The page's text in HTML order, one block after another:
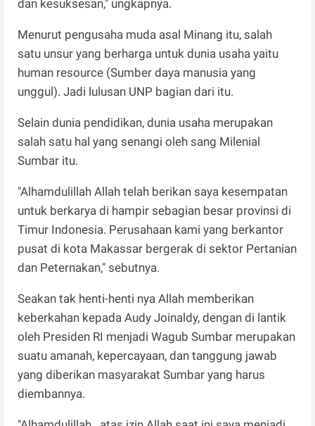
dan kesuksesan," ungkapnya.
Menurut pengusaha muda asal Minang itu, salah
satu unsur yang berharga untuk dunia usaha yaitu
human resource (Sumber daya manusia yang
unggul). Jadi lulusan UNP bagian dari itu.
Selain dunia pendidikan, dunia usaha merupakan
salah satu hal yang senangi oleh sang Milenial
Sumbar itu.
"Alhamdulillah Allah telah berikan saya kesempatan
untuk berkarya di hampir sebagian besar provinsi di
Timur Indonesia. Perusahaan kami yang berkantor
pusat di kota Makassar bergerak di sektor Pertanian
dan Peternakan," sebutnya.
Seakan tak henti-henti nya Allah memberikan
keberkahan kepada Audy Joinaldy, dengan di lantik
oleh Presiden RI menjadi Wagub Sumbar merupakan
suatu amanah, kepercayaan, dan tanggung jawab
yang diberikan masyarakat Sumbar yang harus
diembannya.